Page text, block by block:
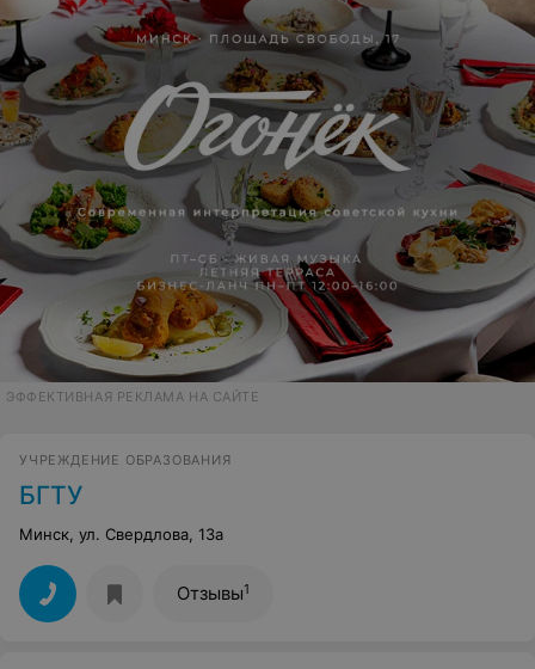
ЭФФЕКТИВНАЯ РЕКЛАМА НА САЙТЕ
УЧРЕЖДЕНИЕ ОБРАЗОВАНИЯ
БГТУ
Минск, ул. Свердлова, 13а
Отзывы1